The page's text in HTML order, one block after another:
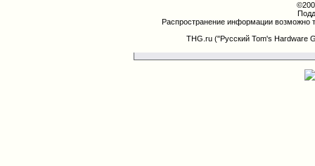
Распространение информации возможно
THG.ru ("Русский Tom's Hardware